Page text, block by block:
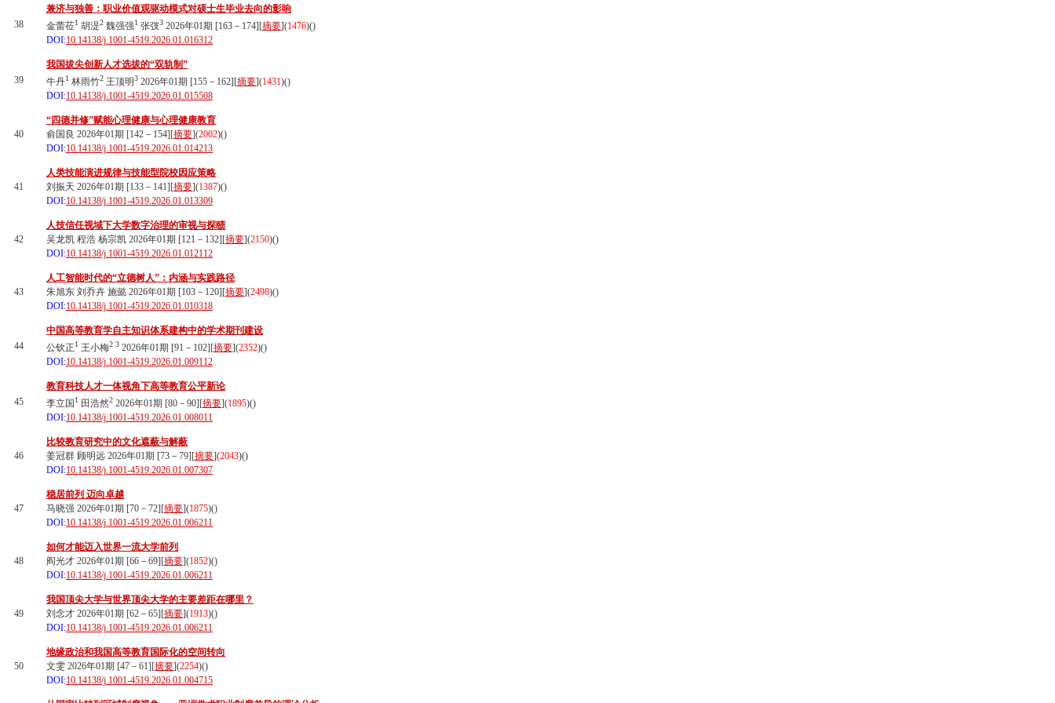
38
兼济与独善：职业价值观驱动模式对硕士生毕业去向的影响
金蕾莅1 胡湜2 魏强强1 张弢3 2026年01期 [163－174][摘要](1476)()
DOI:10.14138/j.1001-4519.2026.01.016312
39
我国拔尖创新人才选拔的“双轨制”
牛丹1 林雨竹2 王顶明3 2026年01期 [155－162][摘要](1431)()
DOI:10.14138/j.1001-4519.2026.01.015508
40
“四德并修”赋能心理健康与心理健康教育
俞国良 2026年01期 [142－154][摘要](2002)()
DOI:10.14138/j.1001-4519.2026.01.014213
41
人类技能演进规律与技能型院校因应策略
刘振天 2026年01期 [133－141][摘要](1387)()
DOI:10.14138/j.1001-4519.2026.01.013309
42
人技信任视域下大学数字治理的审视与探赜
吴龙凯 程浩 杨宗凯 2026年01期 [121－132][摘要](2150)()
DOI:10.14138/j.1001-4519.2026.01.012112
43
人工智能时代的“立德树人”：内涵与实践路径
朱旭东 刘乔卉 施懿 2026年01期 [103－120][摘要](2498)()
DOI:10.14138/j.1001-4519.2026.01.010318
44
中国高等教育学自主知识体系建构中的学术期刊建设
公钦正1 王小梅2 3 2026年01期 [91－102][摘要](2352)()
DOI:10.14138/j.1001-4519.2026.01.009112
45
教育科技人才一体视角下高等教育公平新论
李立国 1 田浩然2 2026年01期 [80－90][摘要](1895)()
DOI:10.14138/j.1001-4519.2026.01.008011
46
比较教育研究中的文化遮蔽与解蔽
姜冠群 顾明远 2026年01期 [73－79][摘要](2043)()
DOI:10.14138/j.1001-4519.2026.01.007307
47
稳居前列 迈向卓越
马晓强 2026年01期 [70－72][摘要](1875)()
DOI:10.14138/j.1001-4519.2026.01.006211
48
如何才能迈入世界一流大学前列
阎光才 2026年01期 [66－69][摘要](1852)()
DOI:10.14138/j.1001-4519.2026.01.006211
49
我国顶尖大学与世界顶尖大学的主要差距在哪里？
刘念才 2026年01期 [62－65][摘要](1913)()
DOI:10.14138/j.1001-4519.2026.01.006211
50
地缘政治和我国高等教育国际化的空间转向
文雯 2026年01期 [47－61][摘要](2254)()
DOI:10.14138/j.1001-4519.2026.01.004715